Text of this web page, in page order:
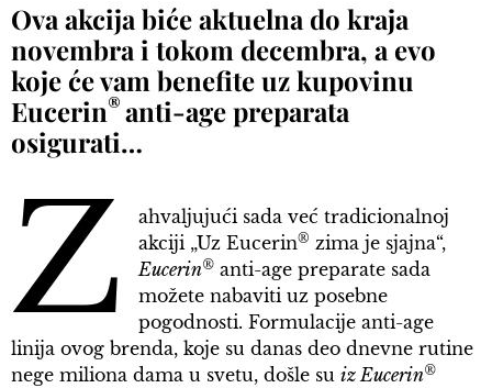
Ova akcija biće aktuelna do kraja
novembra i tokom decembra, a evo
koje će vam benefite uz kupovinu
Eucerin® anti-age preparata
osigurati…
Z
ahvaljujući sada već tradicionalnoj
akciji „Uz Eucerin® zima je sjajna“,
Eucerin® anti-age preparate sada
možete nabaviti uz posebne
pogodnosti. Formulacije anti-age
linija ovog brenda, koje su danas deo dnevne rutine
nege miliona dama u svetu, došle su iz Eucerin®